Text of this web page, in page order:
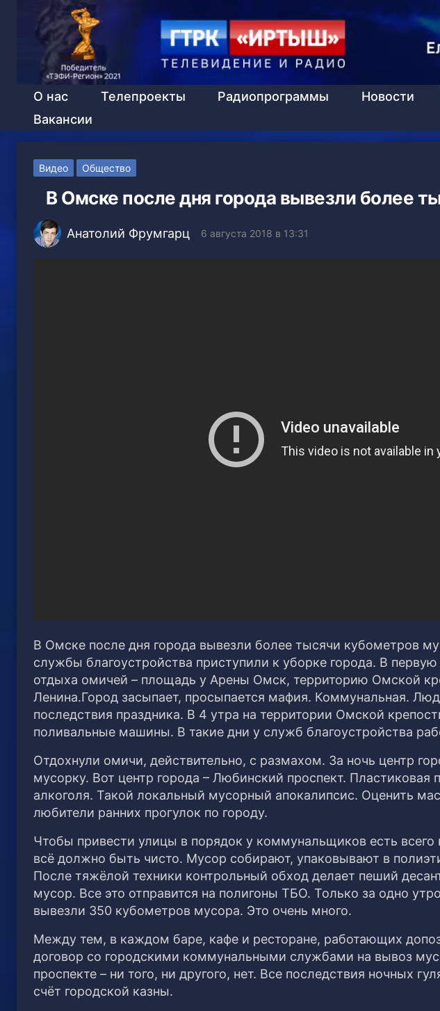
О нас Телепроекты Радиопрограммы Новости
Вакансии
Видео Общество
В Омске после дня города вывезли более
Анатолий Фрумгарц 6 августа 2018 в 13:31
В Омске после дня города вывезли более тысячи кубометров
службы благоустройства приступили к уборке города. В
отдыха омичей – площадь у Арены Омск, территорию Омской
Ленина.Город засыпает, просыпается мафия. Коммунальная.
последствия праздника. В 4 утра на территории Омской
поливальные машины. В такие дни у служб благоустройства
Отдохнули омичи, действительно, с размахом. За ночь центр
мусорку. Вот центр города – Любинский проспект. Пластиковая
алкоголя. Такой локальный мусорный апокалипсис. Оценить
любители ранних прогулок по городу.
Чтобы привести улицы в порядок у коммунальщиков есть всего
всё должно быть чисто. Мусор собирают, упаковывают в
После тяжёлой техники контрольный обход делает пеший
мусор. Все это отправится на полигоны ТБО. Только за одно
вывезли 350 кубометров мусора. Это очень много.
Между тем, в каждом баре, кафе и ресторане, работающих
договор со городскими коммунальными службами на вывоз
проспекте – ни того, ни другого, нет. Все последствия ночных
счёт городской казны.